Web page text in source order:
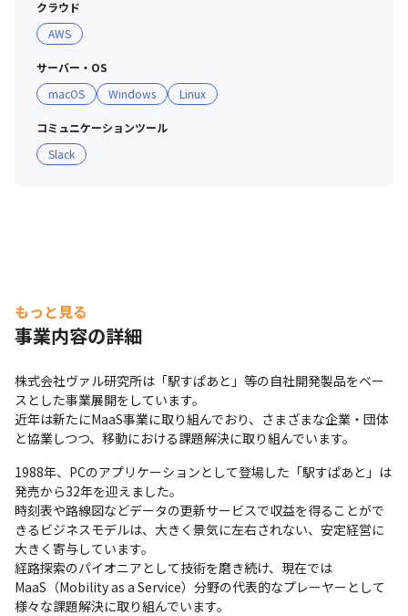
クラウド
AWS
サーバー・OS
macOS
Windows Linux
コミュニケーションツール
Slack
もっと見る
事業内容の詳細
株式会社ヴァル研究所は「駅すぱあと」等の自社開発製品をベー
スとした事業展開をしています。
近年は新たにMaaS事業に取り組んでおり、さまざまな企業・団体
と協業しつつ、移動における課題解決に取り組んでいます。
1988年、PCのアプリケーションとして登場した「駅すぱあと」は
発売から32年を迎えました。
時刻表や路線図などデータの更新サービスで収益を得ることがで
きるビジネスモデルは、大きく景気に左右されない、安定経営に
大きく寄与しています。
経路探索のパイオニアとして技術を磨き続け、現在では
MaaS（Mobility as a Service）分野の代表的なプレーヤーとして
様々な課題解決に取り組んでいます。